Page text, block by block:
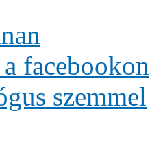
facebookon
szemmel